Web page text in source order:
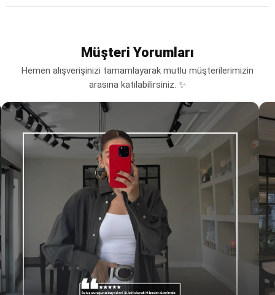
Müşteri Yorumları
Hemen alışverişinizi tamamlayarak mutlu müşterilerimizin
arasına katılabilirsiniz. ✨